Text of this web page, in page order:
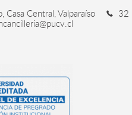
Central, Valparaíso
32